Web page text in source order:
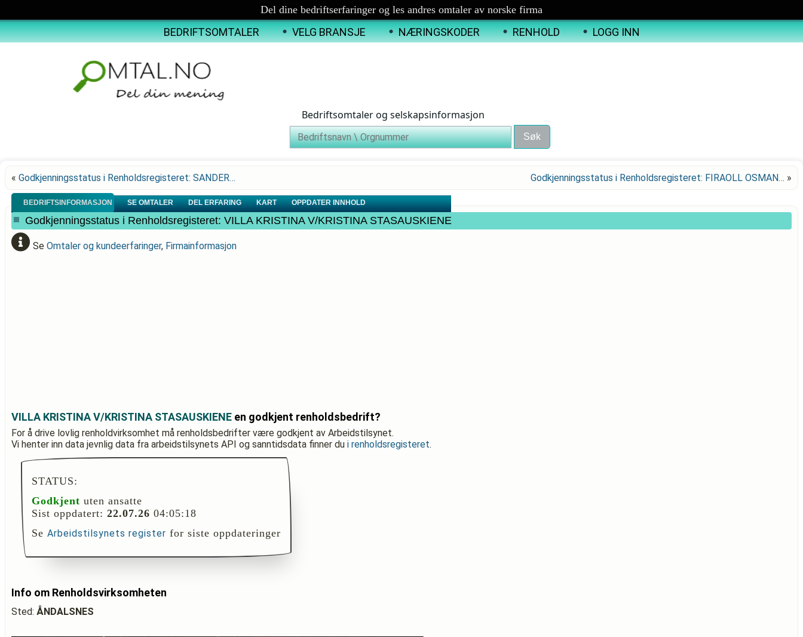
Del dine bedriftserfaringer og les andres omtaler av norske firma
BEDRIFTSOMTALER VELG BRANSJE NÆRINGSKODER RENHOLD LOGG INN
Bedriftsomtaler og selskapsinformasjon
« Godkjenningsstatus i Renholdsregisteret: SANDER… Godkjenningsstatus i Renholdsregisteret: FIRAOLL OSMAN… »
BEDRIFTSINFORMASJON SE OMTALER DEL ERFARING KART OPPDATER INNHOLD
Godkjenningsstatus i Renholdsregisteret: VILLA KRISTINA V/KRISTINA STASAUSKIENE
Se Omtaler og kundeerfaringer, Firmainformasjon
VILLA KRISTINA V/KRISTINA STASAUSKIENE en godkjent renholdsbedrift?
For å drive lovlig renholdvirksomhet må renholdsbedrifter være godkjent av Arbeidstilsynet.
Vi henter inn data jevnlig data fra arbeidstilsynets API og sanntidsdata finner du i renholdsregisteret.
STATUS:
Godkjent uten ansatte
Sist oppdatert: 22.07.26 04:05:18
Se Arbeidstilsynets register for siste oppdateringer
Info om Renholdsvirksomheten
Sted: ÅNDALSNES